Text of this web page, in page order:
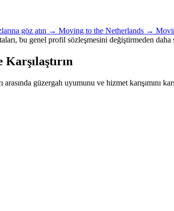
göz atın → Moving to the Netherlands →
bu genel profil sözleşmesini değiştirmeden
Karşılaştırın
güzergah uyumunu ve hizmet karışımını